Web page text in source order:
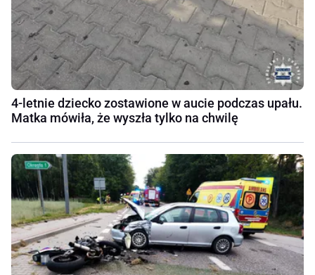
4-letnie dziecko zostawione w aucie podczas upału.
Matka mówiła, że wyszła tylko na chwilę